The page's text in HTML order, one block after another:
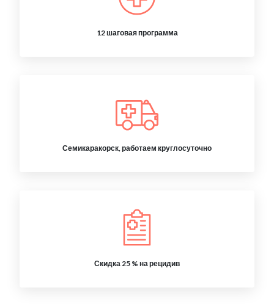
12 шаговая программа
Семикаракорск, работаем круглосуточно
Скидка 25 % на рецидив